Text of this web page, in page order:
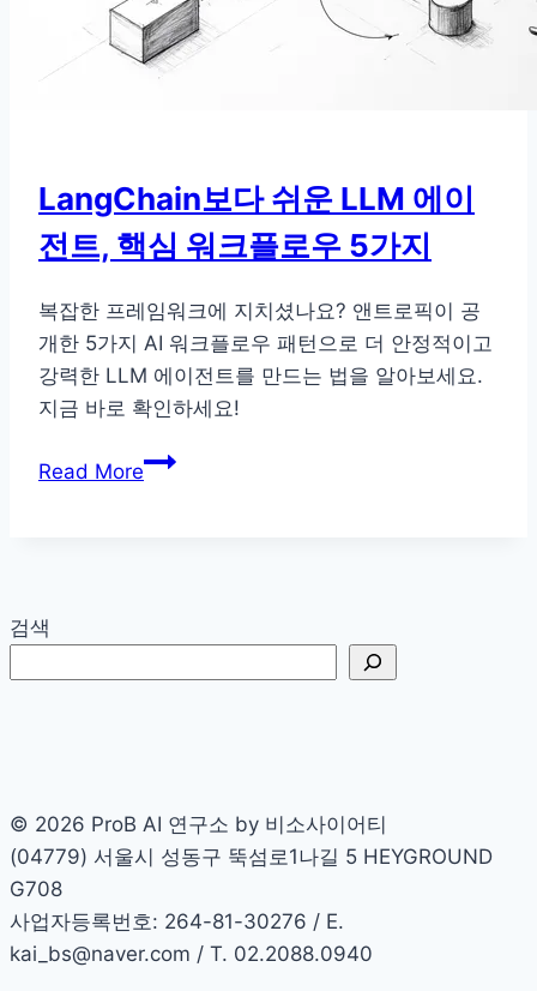
전
트
팀
위
한
즈
니
스
가
드
LangChain보다 쉬운 LLM 에이
전트, 핵심 워크플로우 5가지
복잡한 프레임워크에 지치셨나요? 앤트로픽이 공
개한 5가지 AI 워크플로우 패턴으로 더 안정적이고
강력한 LLM 에이전트를 만드는 법을 알아보세요.
지금 바로 확인하세요!
Read MoreLangChain
에
이
심
워
플
로
검색
© 2026 ProB AI 연구소 by 비소사이어티
(04779) 서울시 성동구 뚝섬로1나길 5 HEYGROUND
G708
사업자등록번호: 264-81-30276 / E.
kai_bs@naver.com / T. 02.2088.0940